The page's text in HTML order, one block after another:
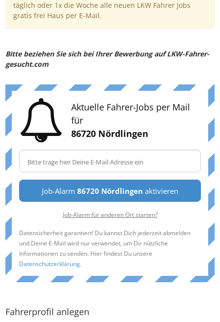
täglich oder 1x die Woche alle neuen LKW Fahrer Jobs
gratis frei Haus per E-Mail.
Bitte beziehen Sie sich bei Ihrer Bewerbung auf LKW-Fahrer-
gesucht.com
Aktuelle Fahrer-Jobs per Mail
für
86720 Nördlingen
Job-Alarm 86720 Nördlingen aktivieren
Job-Alarm für anderen Ort starten?
Datensicherheit garantiert! Du kannst Dich jederzeit abmelden
und Deine E-Mail wird nur verwendet, um Dir nützliche
Informationen zu senden. Hier findest Du unsere
Datenschutzerklärung.
Fahrerprofil anlegen